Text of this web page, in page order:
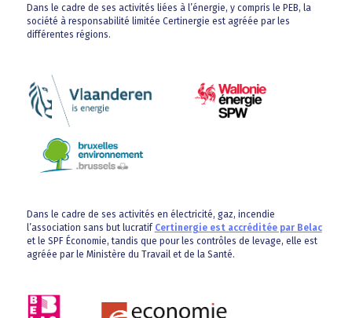
Dans le cadre de ses activités liées à l’énergie, y compris le PEB, la
société à responsabilité limitée Certinergie est agréée par les
différentes régions.
Dans le cadre de ses activités en électricité, gaz, incendie
l’association sans but lucratif Certinergie est accréditée par Belac
et le SPF Économie, tandis que pour les contrôles de levage, elle est
agréée par le Ministère du Travail et de la Santé.